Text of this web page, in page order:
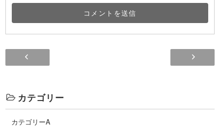
カテゴリー
カテゴリーA